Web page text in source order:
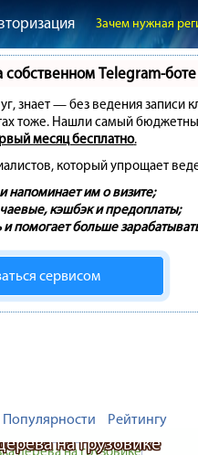
Зачем нужная
Telegram-боте
знает — без ведения
тоже. Нашли самый
месяц бесплатно.
который упрощает
напоминает им о визите;
кэшбэк и предоплаты;
помогает больше
сервисом
Популярности Рейтингу
на грузовике